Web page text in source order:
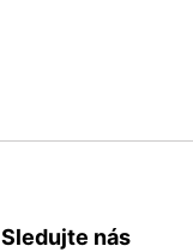
Sledujte nás